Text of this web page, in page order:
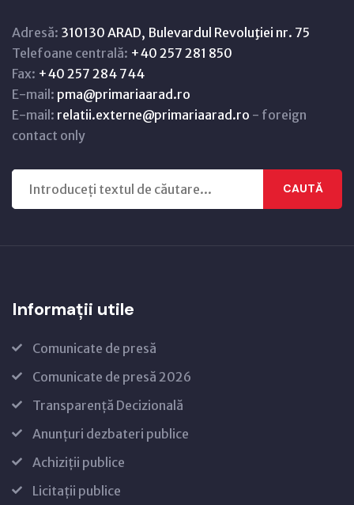
Adresă: 310130 ARAD, Bulevardul Revoluţiei nr. 75
Telefoane centrală: +40 257 281 850
Fax: +40 257 284 744
E-mail: pma@primariaarad.ro
E-mail: relatii.externe@primariaarad.ro - foreign
contact only
CAUTĂ
Informații utile
Comunicate de presă
Comunicate de presă 2026
Transparență Decizională
Anunțuri dezbateri publice
Achiziții publice
Licitații publice